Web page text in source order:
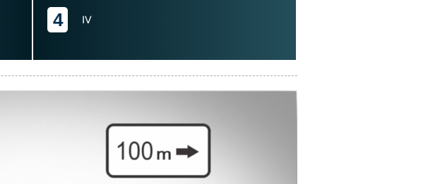
4 IV